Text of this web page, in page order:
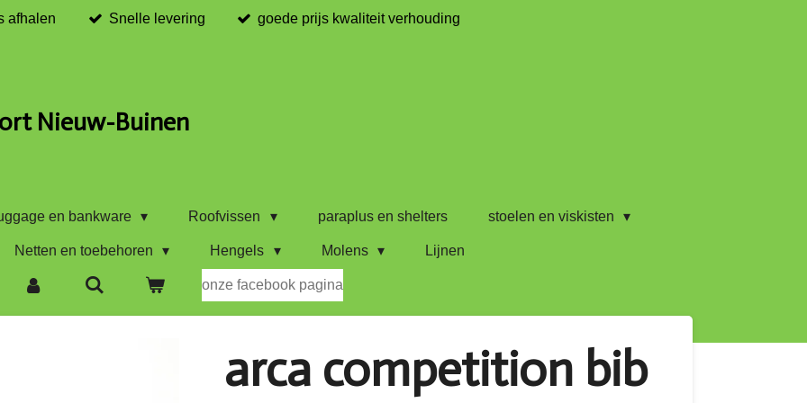
afhalen Snelle levering goede prijs kwaliteit verhouding
Nieuw-Buinen
en bankware Roofvissen paraplus en shelters stoelen en viskisten
Netten en toebehoren Hengels Molens Lijnen
onze facebook pagina
arca competition bib